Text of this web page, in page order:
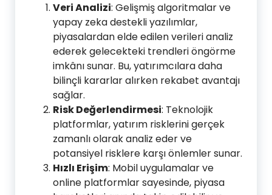
Veri Analizi: Gelişmiş algoritmalar ve
yapay zeka destekli yazılımlar,
piyasalardan elde edilen verileri analiz
ederek gelecekteki trendleri öngörme
imkânı sunar. Bu, yatırımcılara daha
bilinçli kararlar alırken rekabet avantajı
sağlar.
Risk Değerlendirmesi: Teknolojik
platformlar, yatırım risklerini gerçek
zamanlı olarak analiz eder ve
potansiyel risklere karşı önlemler sunar.
Hızlı Erişim: Mobil uygulamalar ve
online platformlar sayesinde, piyasa